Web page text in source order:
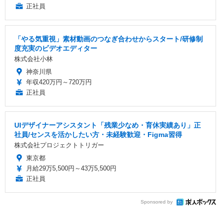
正社員
「やる気重視」素材動画のつなぎ合わせからスタート/研修制
度充実のビデオエディター
株式会社小林
神奈川県
年収420万円～720万円
正社員
UIデザイナーアシスタント「残業少なめ・育休実績あり」正
社員/センスを活かしたい方・未経験歓迎・Figma習得
株式会社プロジェクトトリガー
東京都
月給29万5,500円～43万5,500円
正社員
Sponsored by